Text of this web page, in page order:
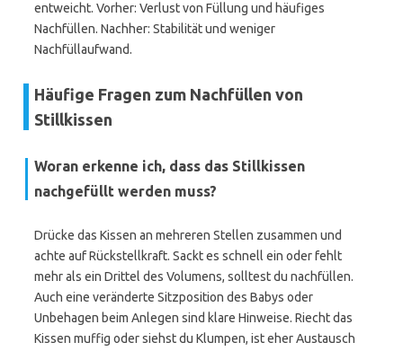
entweicht. Vorher: Verlust von Füllung und häufiges
Nachfüllen. Nachher: Stabilität und weniger
Nachfüllaufwand.
Häufige Fragen zum Nachfüllen von
Stillkissen
Woran erkenne ich, dass das Stillkissen
nachgefüllt werden muss?
Drücke das Kissen an mehreren Stellen zusammen und
achte auf Rückstellkraft. Sackt es schnell ein oder fehlt
mehr als ein Drittel des Volumens, solltest du nachfüllen.
Auch eine veränderte Sitzposition des Babys oder
Unbehagen beim Anlegen sind klare Hinweise. Riecht das
Kissen muffig oder siehst du Klumpen, ist eher Austausch